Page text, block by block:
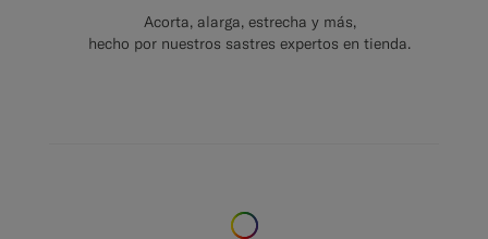
Acorta, alarga, estrecha y más,
hecho por nuestros sastres expertos en tienda.